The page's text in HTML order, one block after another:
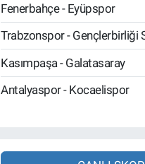
Fenerbahçe - Eyüpspor
Trabzonspor - Gençlerbirliği
Kasımpaşa - Galatasaray
Antalyaspor - Kocaelispor